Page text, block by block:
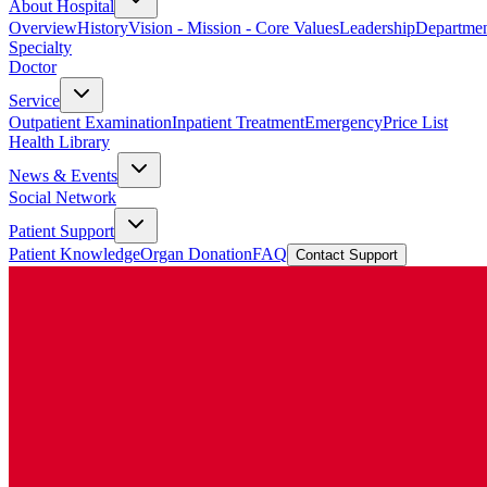
About Hospital
OverviewHistoryVision - Mission - Core ValuesLeadership
Specialty
Doctor
Service
Outpatient ExaminationInpatient TreatmentEmergencyPrice List
Health Library
News & Events
Social Network
Patient Support
Patient KnowledgeOrgan DonationFAQ Contact Support